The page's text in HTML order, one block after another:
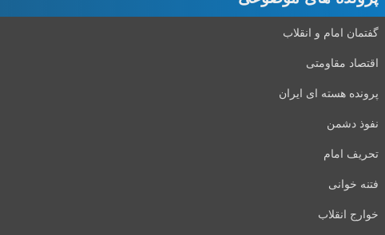
گفتمان امام و انقلاب
اقتصاد مقاومتی
پرونده هسته ای ایران
نفوذ دشمن
تحریف امام
فتنه خوانی
خوارج انقلاب